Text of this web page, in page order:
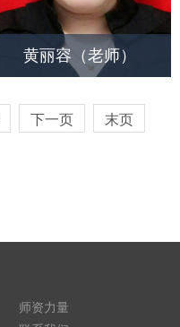
黄丽容（老师）
下一页 末页
师资力量